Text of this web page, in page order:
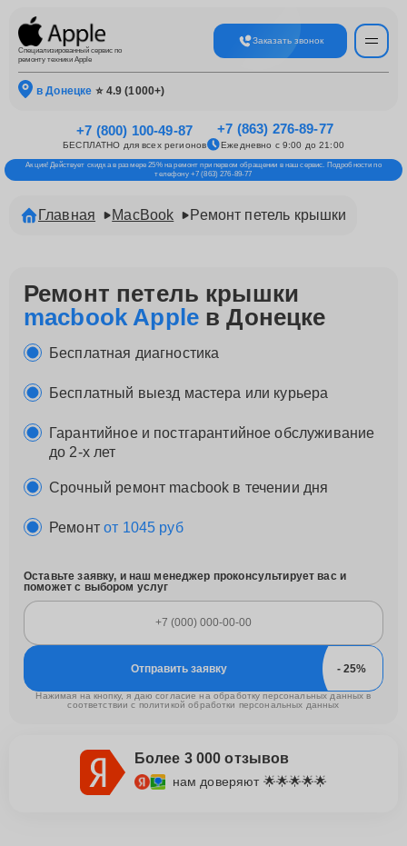
Специализированный сервис по
ремонту техники Apple
Заказать звонок
в Донецке ⭐ 4.9 (1000+)
+7 (800) 100-49-87
БЕСПЛАТНО для всех регионов
+7 (863) 276-89-77
Ежедневно с 9:00 до 21:00
Акция! Действует скидка в размере 25% на ремонт при первом обращении в наш сервис. Подробности по
телефону +7 (863) 276-89-77
Главная MacBook Ремонт петель крышки
Ремонт петель крышки
macbook Appleв Донецке
Бесплатная диагностика
Бесплатный выезд мастера или курьера
Гарантийное и постгарантийное обслуживание
до 2-х лет
Срочный ремонт macbook в течении дня
Ремонтот 1045 руб
Оставьте заявку, и наш менеджер проконсультирует вас и
поможет с выбором услуг
Отправить заявку
Нажимая на кнопку, я даю согласие на обработку персональных данных в
соответствии с политикой обработки персональных данных
Более 3 000 отзывов
нам доверяют 🌟🌟🌟🌟🌟